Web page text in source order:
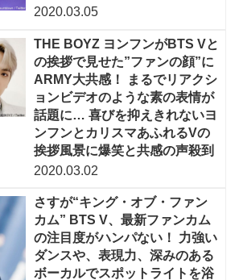
2020.03.05
THE BOYZ ヨンフンがBTS Vと
の挨拶で見せた”ファンの顔”に
ARMY大共感！ まるでリアクシ
ョンビデオのような素の表情が
話題に… 喜びを抑えきれないヨ
ンフンとカリスマあふれるVの
挨拶風景に爆笑と共感の声殺到
2020.03.02
さすが“キング・オブ・ファン
カム” BTS V、最新ファンカム
の注目度がハンパない！ 力強い
ダンスや、表現力、深みのある
ボーカルでスポットライトを浴